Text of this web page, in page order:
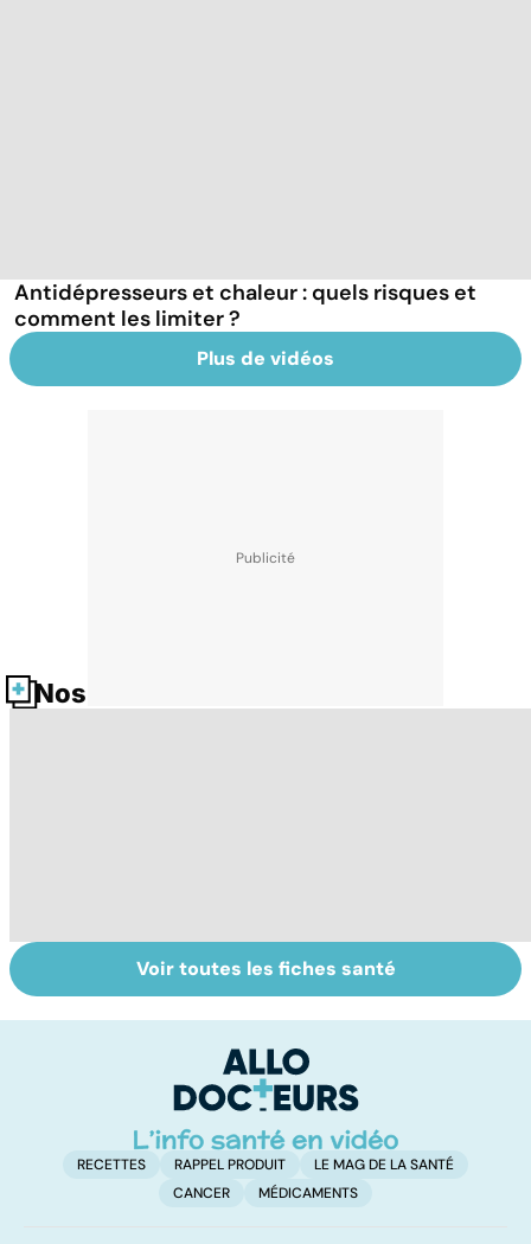
Antidépresseurs et chaleur : quels risques et
comment les limiter ?
Plus de vidéos
Nos fiches santé
Grand froid : nos
conseils
Perturbateurs
endocriniens :
notre santé
Voir toutes les fiches santé
RECETTES RAPPEL PRODUIT
LE MAG DE LA SANTÉ
CANCER
MÉDICAMENTS